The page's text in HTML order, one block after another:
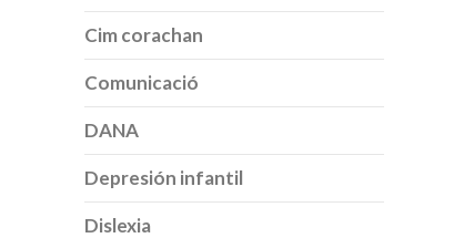
Cim corachan
Comunicació
DANA
Depresión infantil
Dislexia